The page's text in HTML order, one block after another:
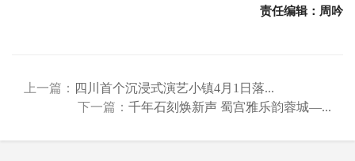
责任编辑：周吟
上一篇： 四川首个沉浸式演艺小镇4月1日落...
下一篇： 千年石刻焕新声 蜀宫雅乐韵蓉城—...